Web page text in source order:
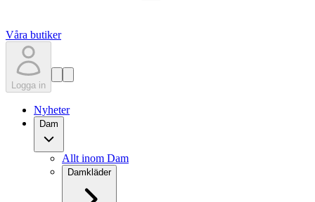
Våra butiker
Logga in
Nyheter
Dam
Allt inom Dam
Damkläder